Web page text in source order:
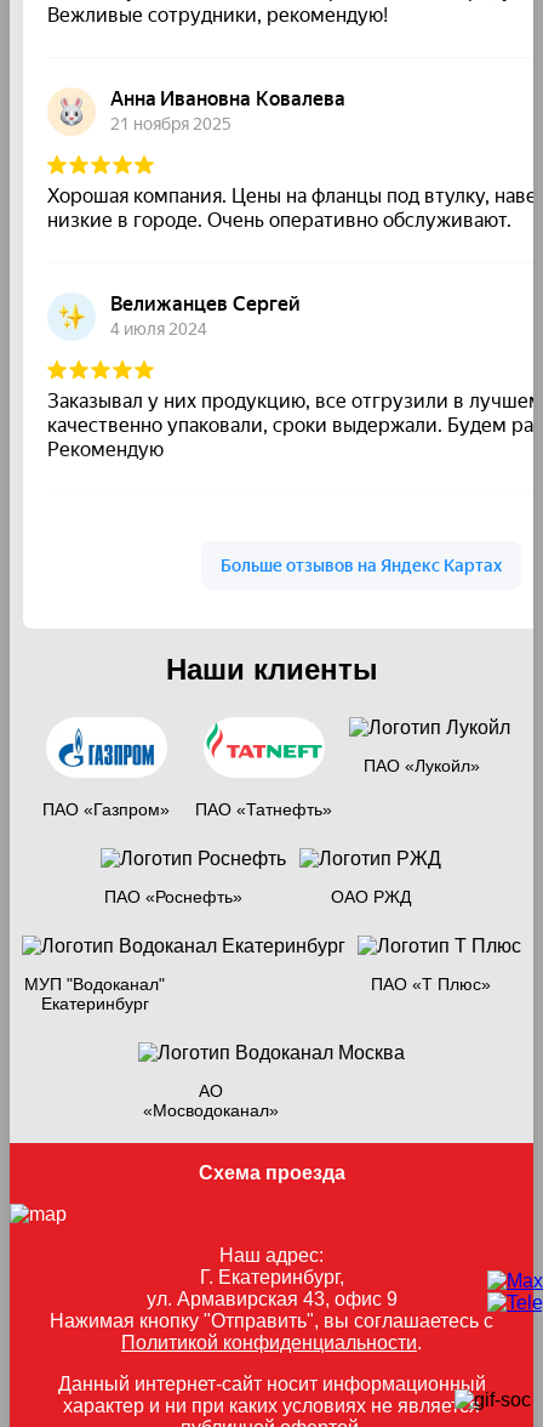
Наши клиенты
ПАО «Газпром» ПАО «Татнефть»
ПАО «Лукойл»
ПАО «Роснефть» ОАО РЖД
МУП "Водоканал"
Екатеринбург
ПАО «Т Плюс»
АО
«Мосводоканал»
Схема проезда
Наш адрес:
Г. Екатеринбург,
ул. Армавирская 43, офис 9
Нажимая кнопку "Отправить", вы соглашаетесь с
Политикой конфиденциальности.
Данный интернет-сайт носит информационный
характер и ни при каких условиях не является